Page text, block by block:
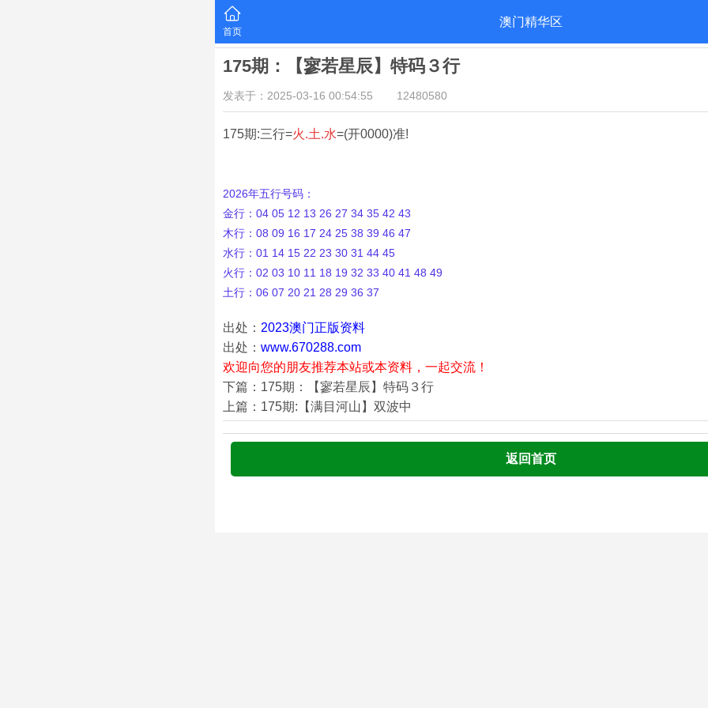
首页
澳门精华区
175期：【寥若星辰】特码３行
发表于：2025-03-16 00:54:55 12480580
175期:三行=火.土.水=(开0000)准!
2026年五行号码：
金行：04 05 12 13 26 27 34 35 42 43
木行：08 09 16 17 24 25 38 39 46 47
水行：01 14 15 22 23 30 31 44 45
火行：02 03 10 11 18 19 32 33 40 41 48 49
土行：06 07 20 21 28 29 36 37
出处： 2023澳门正版资料
出处： www.670288.com
欢迎向您的朋友推荐本站或本资料，一起交流！
下篇：175期：【寥若星辰】特码３行
上篇：175期:【满目河山】双波中
返回首页